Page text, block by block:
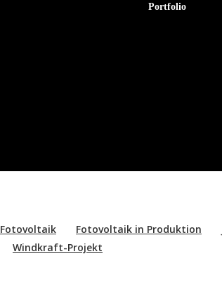
Portfolio
Fotovoltaik Fotovoltaik in Produktion
Windkraft-Projekt